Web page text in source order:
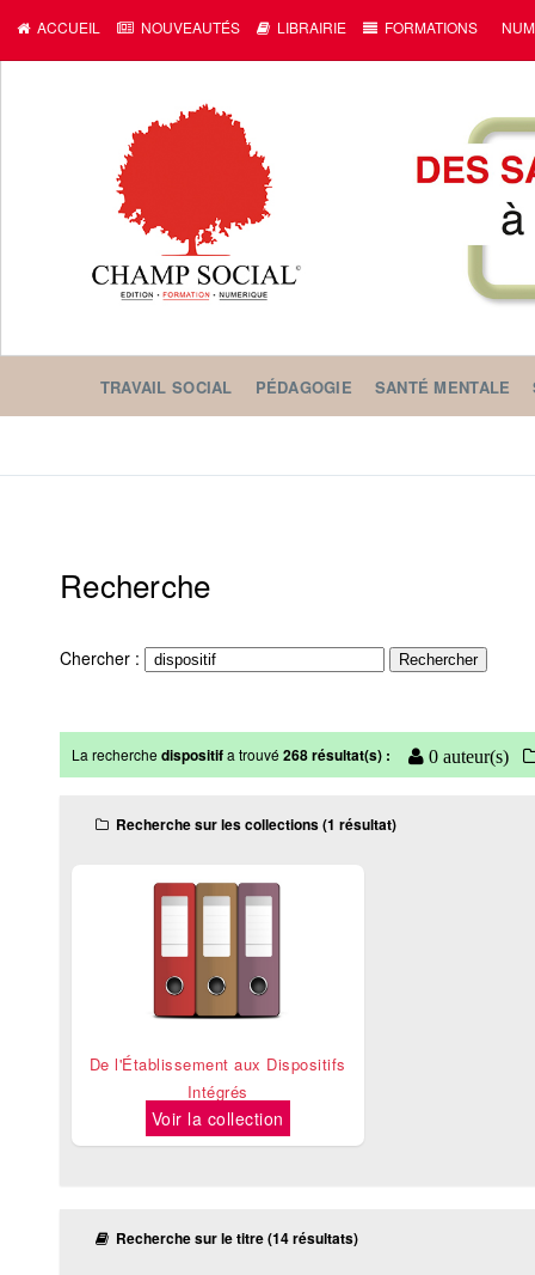
ACCUEIL NOUVEAUTÉS LIBRAIRIE FORMATIONS
TRAVAIL SOCIAL PÉDAGOGIE SANTÉ MENTALE
Recherche
Chercher :
La recherchedispositifa trouvé268 résultat(s) : 0 auteur(s)
Recherche sur les collections (1 résultat)
De l'Établissement aux Dispositifs
Intégrés
Voir la collection
Recherche sur le titre (14 résultats)